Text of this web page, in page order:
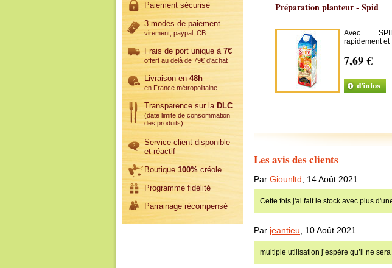
Paiement sécurisé
3 modes de paiement
virement, paypal, CB
Frais de port unique à 7€
offert au delà de 79€ d'achat
Livraison en 48h
en France métropolitaine
Transparence sur la DLC
(date limite de consommation
des produits)
Service client disponible
et réactif
Boutique 100%créole
Programme fidélité
Parrainage récompensé
Préparation planteur - Spid
Avec
rapidement et
7,69 €
Les avis des clients
Par Giounltd 14 Août 2021
Cette fois j'ai fait le stock avec plus
Par jeantieu 10 Août 2021
multiple utilisation j’espère qu’il ne